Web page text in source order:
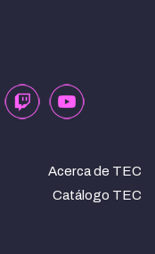
Acerca de TEC
Catálogo TEC